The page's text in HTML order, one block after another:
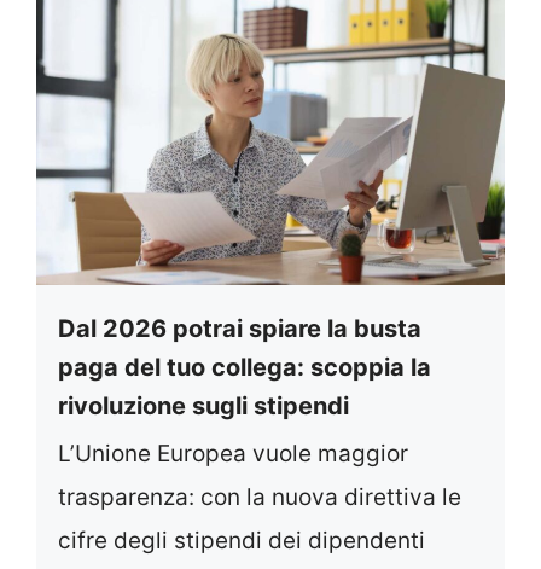
Dal 2026 potrai spiare la busta
paga del tuo collega: scoppia la
rivoluzione sugli stipendi
L’Unione Europea vuole maggior
trasparenza: con la nuova direttiva le
cifre degli stipendi dei dipendenti